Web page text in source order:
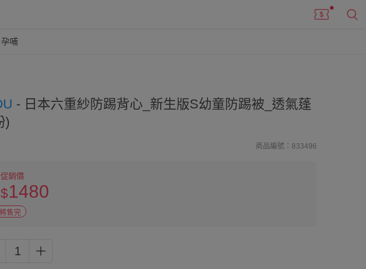
孕哺
- 日本六重紗防踢背心_新生版S幼童防踢被_透氣蓬
)
商品編號：833496
促銷價
$1480
售完
1